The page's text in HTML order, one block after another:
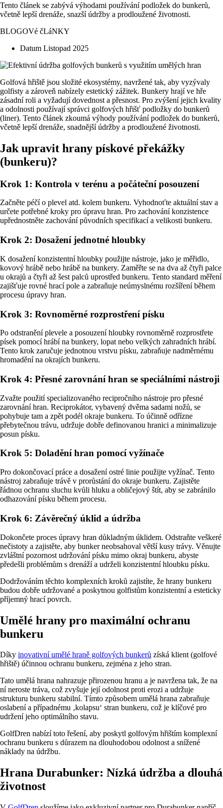
Tento článek se zabývá výhodami používání podložek do bunkerů,
včetně lepší drenáže, snazší údržby a prodloužené životnosti.
BLOGOVé čLáNKY
Datum Listopad 2025
Golfová hřiště jsou složité ekosystémy, navržené tak, aby vyzývaly
golfisty a zároveň nabízely estetický zážitek. Bunkery hrají ve hře
zásadní roli a vyžadují dovednost a přesnost. Pro zvýšení jejich kvality
a odolnosti používají správci golfových hřišť podložky do bunkerů
(liner). Tento článek zkoumá výhody používání podložek do bunkerů,
včetně lepší drenáže, snadnější údržby a prodloužené životnosti.
Jak upravit hrany pískové překážky
(bunkeru)?
Krok 1: Kontrola v terénu a počáteční posouzení
Začněte péčí o plevel atd. kolem bunkeru. Vyhodnoťte aktuální stav a
určete potřebné kroky pro úpravu hran. Pro zachování konzistence
upřednostněte zachování původních specifikací a velikosti bunkeru.
Krok 2: Dosažení jednotné hloubky
K dosažení konzistentní hloubky použijte nástroje, jako je měřidlo,
kovový hrábě nebo hrábě na bunkery. Zaměřte se na dva až čtyři palce
u okrajů a čtyři až šest palců uprostřed bunkeru. Tento standard měření
zajišťuje rovné hrací pole a zabraňuje neúmyslnému rozšíření během
procesu úpravy hran.
Krok 3: Rovnoměrné rozprostření písku
Po odstranění plevele a posouzení hloubky rovnoměrně rozprostřete
písek pomocí hrábí na bunkery, lopat nebo velkých zahradních hrábí.
Tento krok zaručuje jednotnou vrstvu písku, zabraňuje nadměrnému
hromadění na okrajích bunkeru.
Krok 4: Přesné zarovnání hran se speciálními nástroji
Zvažte použití specializovaného recipročního nástroje pro přesné
zarovnání hran. Reciprokátor, vybavený dvěma sadami nožů, se
pohybuje tam a zpět podél okraje bunkeru. To účinně odřízne
přebytečnou trávu, udržuje dobře definovanou hranici a minimalizuje
posun písku.
Krok 5: Doladění hran pomocí vyžínače
Pro dokončovací práce a dosažení ostré linie použijte vyžínač. Tento
nástroj zabraňuje trávě v prorůstání do okraje bunkeru. Zajistěte
řádnou ochranu sluchu kvůli hluku a obličejový štít, aby se zabránilo
odhazování písku během procesu.
Krok 6: Závěrečný úklid a údržba
Dokončete proces úpravy hran důkladným úklidem. Odstraňte veškeré
nečistoty a zajistěte, aby bunker neobsahoval větší kusy trávy. Věnujte
zvláštní pozornost udržování písku mimo okraj bunkeru, abyste
předešli problémům s drenáží a udrželi konzistentní hloubku písku.
Dodržováním těchto komplexních kroků zajistíte, že hrany bunkeru
budou dobře udržované a poskytnou golfistům konzistentní a esteticky
příjemný hrací povrch.
Umělé hrany pro maximální ochranu
bunkeru
Díky inovativní umělé hraně golfových bunkerů získá klient (golfové
hřiště) účinnou ochranu bunkeru, zejména z jeho stran.
Tato umělá hrana nahrazuje přirozenou hranu a je navržena tak, že na
ní neroste tráva, což zvyšuje její odolnost proti erozi a udržuje
strukturu bunkeru stabilní. Tímto způsobem umělá hrana zabraňuje
oslabení a případnému ‚kolapsu‘ stran bunkeru, což je klíčové pro
udržení jeho optimálního stavu.
GolfDren nabízí toto řešení, aby poskytl golfovým hřištím komplexní
ochranu bunkeru s důrazem na dlouhodobou odolnost a snížené
náklady na údržbu.
Hrana Durabunker: Nízká údržba a dlouhá
životnost